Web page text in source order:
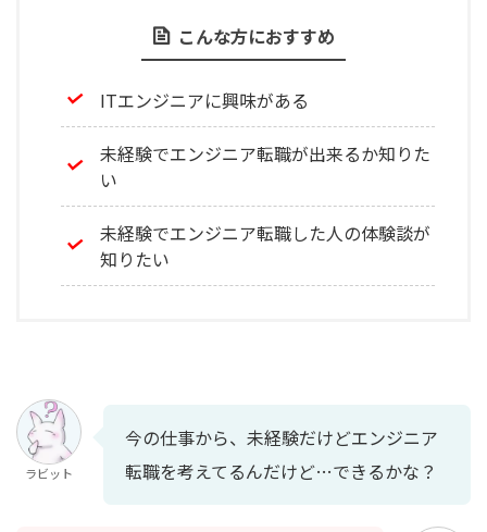
こんな方におすすめ
ITエンジニアに興味がある
未経験でエンジニア転職が出来るか知りた
い
未経験でエンジニア転職した人の体験談が
知りたい
ラビット
今の仕事から、未経験だけどエンジニア
転職を考えてるんだけど…できるかな？